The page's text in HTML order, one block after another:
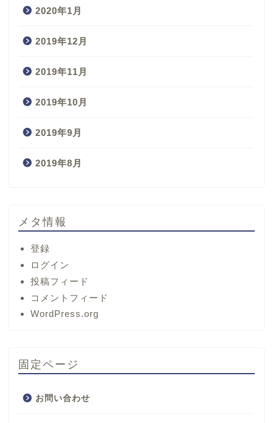
2020年1月
2019年12月
2019年11月
2019年10月
2019年9月
2019年8月
メタ情報
登録
ログイン
投稿フィード
コメントフィード
WordPress.org
固定ページ
お問い合わせ
プロフィール